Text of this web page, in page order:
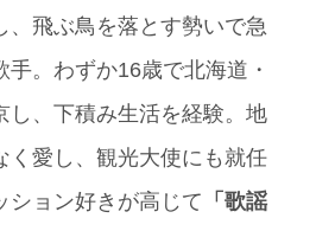
、飛ぶ鳥を落とす勢いで急
手。わずか16歳で北海道・
し、下積み生活を経験。地
く愛し、観光大使にも就任
ション好きが高じて 「歌謡